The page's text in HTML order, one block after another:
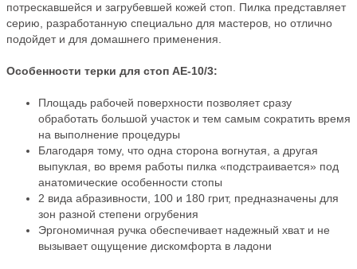
потрескавшейся и загрубевшей кожей стоп. Пилка представляет
серию, разработанную специально для мастеров, но отлично
подойдет и для домашнего применения.
Особенности терки для стоп АЕ-10/3:
Площадь рабочей поверхности позволяет сразу
обработать большой участок и тем самым сократить время
на выполнение процедуры
Благодаря тому, что одна сторона вогнутая, а другая
выпуклая, во время работы пилка «подстраивается» под
анатомические особенности стопы
2 вида абразивности, 100 и 180 грит, предназначены для
зон разной степени огрубения
Эргономичная ручка обеспечивает надежный хват и не
вызывает ощущение дискомфорта в ладони